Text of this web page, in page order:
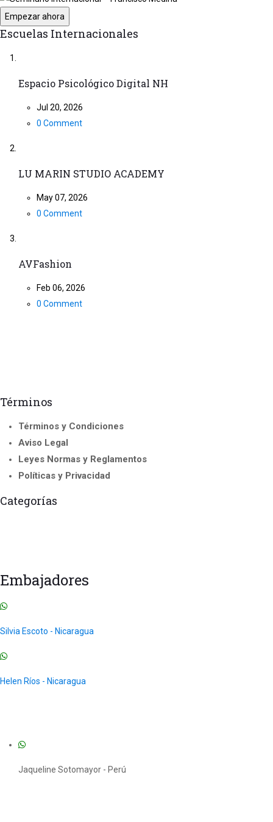
Empezar ahora
Escuelas Internacionales
Espacio Psicológico Digital NH
Jul 20, 2026
0 Comment
LU MARIN STUDIO ACADEMY
May 07, 2026
0 Comment
AVFashion
Feb 06, 2026
0 Comment
Términos
Términos y Condiciones
Aviso Legal
Leyes Normas y Reglamentos
Políticas y Privacidad
Categorías
Embajadores
Silvia Escoto - Nicaragua
Helen Ríos - Nicaragua
Jaqueline Sotomayor - Perú